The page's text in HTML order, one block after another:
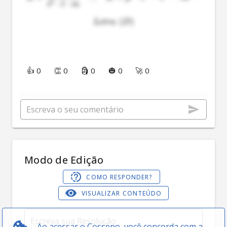
e a
👍 0 👏 0 🗿 0 🎃 0 🚀 0
Modo de Edição
COMO RESPONDER?
VISUALIZAR CONTEÚDO